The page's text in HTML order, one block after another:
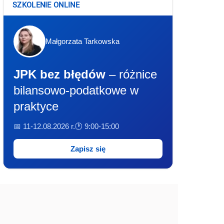
SZKOLENIE ONLINE
Małgorzata Tarkowska
JPK bez błędów – różnice
bilansowo-podatkowe w
praktyce
📅 11-12.08.2026 r.🕐 9:00-15:00
Zapisz się